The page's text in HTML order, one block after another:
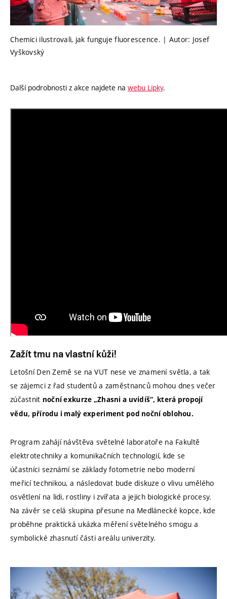
Chemici ilustrovali, jak funguje fluorescence. | Autor: Josef
Vyškovský
Další podrobnosti z akce najdete na webu Lipky.
Zažít tmu na vlastní kůži!
Letošní Den Země se na VUT nese ve znamení světla, a tak
se zájemci z řad studentů a zaměstnanců mohou dnes večer
zúčastnit noční exkurze „Zhasni a uvidíš“, která propojí
vědu, přírodu i malý experiment pod noční oblohou.
Program zahájí návštěva světelné laboratoře na Fakultě
elektrotechniky a komunikačních technologií, kde se
účastníci seznámí se základy fotometrie nebo moderní
meřicí technikou, a následovat bude diskuze o vlivu umělého
osvětlení na lidi, rostliny i zvířata a jejich biologické procesy.
Na závěr se celá skupina přesune na Medlánecké kopce, kde
proběhne praktická ukázka měření světelného smogu a
symbolické zhasnutí části areálu univerzity.